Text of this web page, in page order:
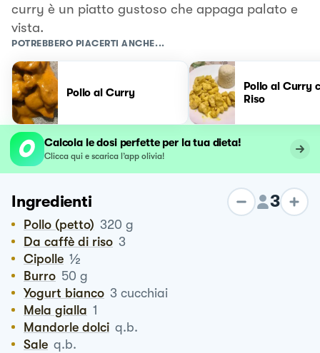
curry è un piatto gustoso che appaga palato e
vista.
POTREBBERO PIACERTI ANCHE...
Pollo al Curry
Pollo al Curry
Riso
Calcola le dosi perfette per la tua dieta!
Clicca qui e scarica l’app olivia!
Ingredienti 3
Pollo (petto) 320 g
Da caffè di riso 3
Cipolle ½
Burro 50 g
Yogurt bianco 3 cucchiai
Mela gialla 1
Mandorle dolci q.b.
Sale q.b.